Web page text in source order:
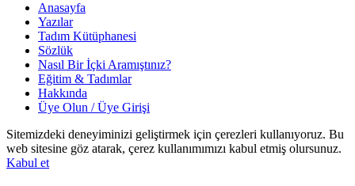
Anasayfa
Yazılar
Tadım Kütüphanesi
Sözlük
Nasıl Bir İçki Aramıştınız?
Eğitim & Tadımlar
Hakkında
Üye Olun / Üye Girişi
Sitemizdeki deneyiminizi geliştirmek için çerezleri kullanıyoruz. Bu
web sitesine göz atarak, çerez kullanımımızı kabul etmiş olursunuz.
Kabul et